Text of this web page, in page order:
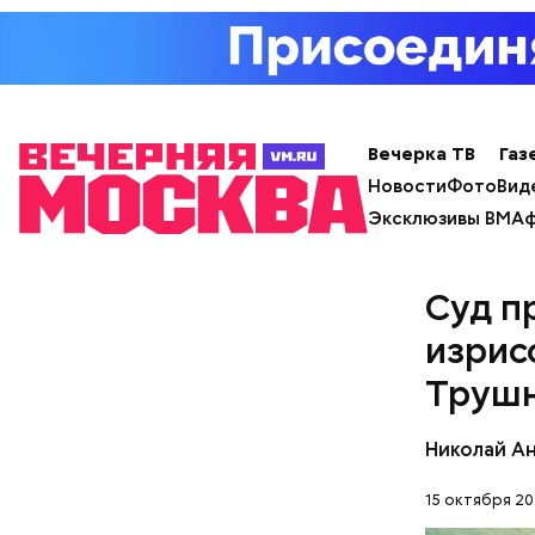
Вечерка ТВ
НовостиФото
Эксклюзивы ВМ
Суд
Николай
15 октября
Кто
ответ.